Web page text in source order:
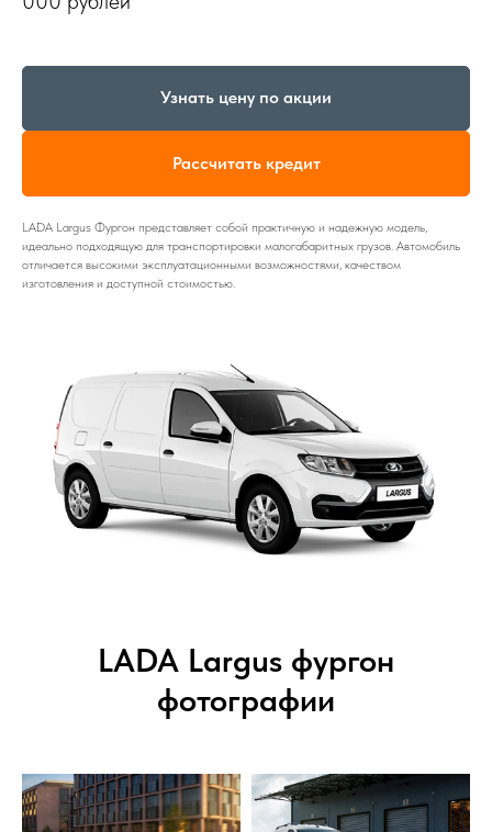
Узнать цену по акции
Рассчитать кредит
LADA Largus Фургон представляет собой практичную и надежную модель,
идеально подходящую для транспортировки малогабаритных грузов. Автомобиль
отличается высокими эксплуатационными возможностями, качеством
изготовления и доступной стоимостью.
LADA Largus фургон
фотографии